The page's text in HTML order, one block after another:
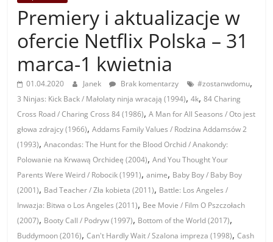
Premiery i aktualizacje w
ofercie Netflix Polska – 31
marca-1 kwietnia
01.04.2020 Janek Brak komentarzy #zostanwdomu,
3 Ninjas: Kick Back / Małolaty ninja wracają (1994),4k,84 Charing
Cross Road / Charing Cross 84 (1986),A Man for All Seasons / Oto jest
głowa zdrajcy (1966),Addams Family Values / Rodzina Addamsów 2
(1993),Anacondas: The Hunt for the Blood Orchid / Anakondy:
Polowanie na Krwawą Orchideę (2004),And You Thought Your
Parents Were Weird / Robocik (1991),anime, Baby Boy / Baby Boy
(2001), Bad Teacher / Zła kobieta (2011), Battle: Los Angeles /
Inwazja: Bitwa o Los Angeles (2011), Bee Movie / Film O Pszczołach
(2007), Booty Call / Podryw (1997), Bottom of the World (2017),
Buddymoon (2016),Can't Hardly Wait / Szalona impreza (1998),Cash